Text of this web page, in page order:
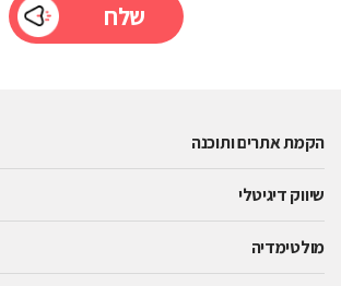
field
הקמת אתרים ותוכנה
שיווק דיגיטלי
מולטימדיה